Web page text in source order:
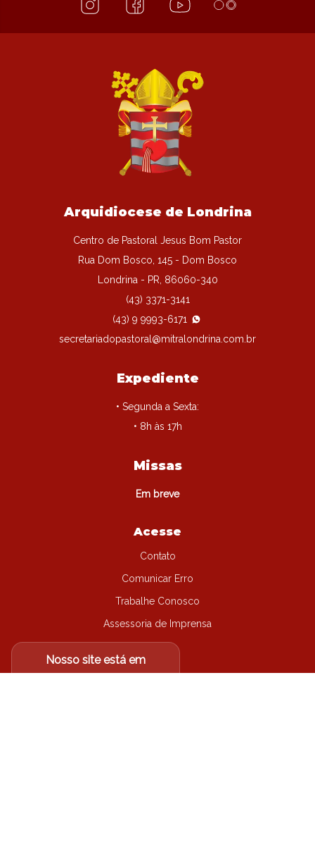
Arquidiocese de Londrina
Centro de Pastoral Jesus Bom Pastor
Rua Dom Bosco, 145 - Dom Bosco
Londrina - PR, 86060-340
(43) 3371-3141
(43) 9 9993-6171
secretariadopastoral@mitralondrina.com.br
Expediente
• Segunda a Sexta:
• 8h às 17h
Missas
Em breve
Acesse
Contato
Comunicar Erro
Trabalhe Conosco
Assessoria de Imprensa
Nosso site está em